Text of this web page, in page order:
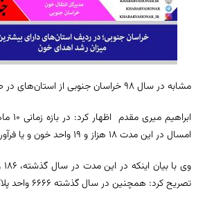
مشابه در سال ۹۸ خراسان جنوبی از استان‌های در صدر بیشترین میزان رشد اهدای خون در کشور بوده است.
امسال در این مدت ۱۸ هزاز و ۱۹ واحد خون و یا فرآورده خونی اهدا شده است.
تصریح کرد: همچنین در سال گذشته ۶۶۶۶ واحد پلاکت تهیه شده که در سال جاری این میزان به ۷۶۷۴ واحد پلاکت افزایش یافته است.